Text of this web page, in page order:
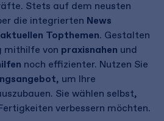
Stets auf dem neusten
die integrierten News
aktuellen Topthemen. Gestalten
mithilfe von praxisnahen und
noch effizienter. Nutzen Sie
, um Ihre
Sie wählen selbst,
verbessern möchten.